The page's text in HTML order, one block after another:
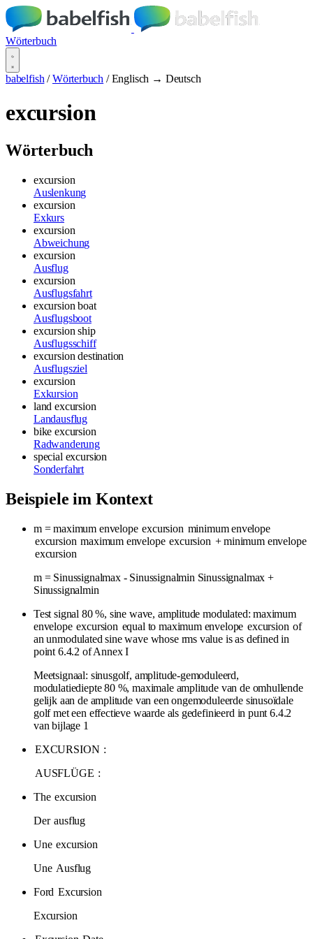
Wörterbuch
babelfish / Wörterbuch / Englisch → Deutsch
excursion
Wörterbuch
excursion
Auslenkung
excursion
Exkurs
excursion
Abweichung
excursion
Ausflug
excursion
Ausflugsfahrt
excursion boat
Ausflugsboot
excursion ship
Ausflugsschiff
excursion destination
Ausflugsziel
excursion
Exkursion
land excursion
Landausflug
bike excursion
Radwanderung
special excursion
Sonderfahrt
Beispiele im Kontext
m = maximum envelope excursion minimum envelope
excursion maximum envelope excursion + minimum envelope
excursion
m = Sinussignalmax - Sinussignalmin Sinussignalmax +
Sinussignalmin
Test signal 80 %, sine wave, amplitude modulated: maximum
envelope excursion equal to maximum envelope excursion of
an unmodulated sine wave whose rms value is as defined in
point 6.4.2 of Annex I
Meetsignaal: sinusgolf, amplitude-gemoduleerd,
modulatiediepte 80 %, maximale amplitude van de omhullende
gelijk aan de amplitude van een ongemoduleerde sinusoïdale
golf met een effectieve waarde als gedefinieerd in punt 6.4.2
van bijlage 1
EXCURSION :
AUSFLÜGE :
The excursion
Der ausflug
Une excursion
Une Ausflug
Ford Excursion
Excursion